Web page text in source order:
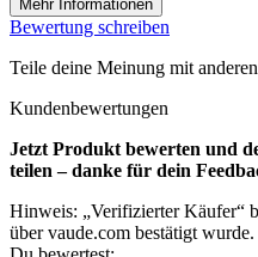
Mehr Informationen
Bewertung schreiben
Teile deine Meinung mit
Kundenbewertungen
Jetzt Produkt bewerten und
teilen – danke für dein
Hinweis: „Verifizierter Käufer“
über vaude.com bestätigt wurde.